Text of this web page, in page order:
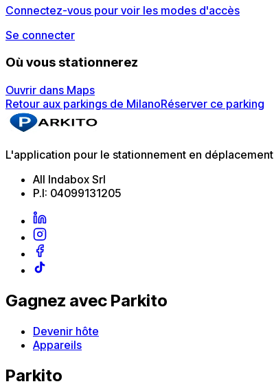
Connectez-vous pour voir les modes d'accès
Se connecter
Où vous stationnerez
Ouvrir dans Maps
Retour aux parkings de MilanoRéserver ce parking
L'application pour le stationnement en déplacement
All Indabox Srl
P.I: 04099131205
Gagnez avec Parkito
Devenir hôte
Appareils
Parkito